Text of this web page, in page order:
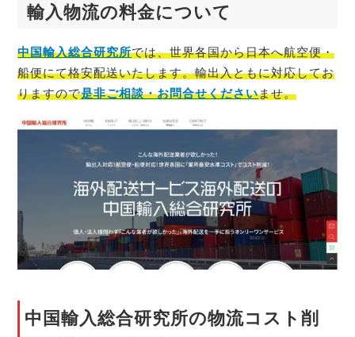
輸入物流の料金について
中国輸入総合研究所では、世界各国から日本へ航空便・
船便にて格安配送いたします。輸出入ともに対応してお
りますので是非ご相談・お問合せくださいませ。
中国輸入総合研究所の物流コスト削